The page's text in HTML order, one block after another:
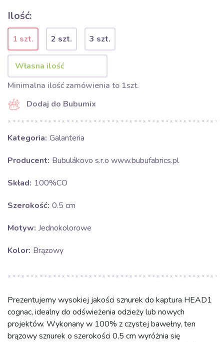
Ilość:
1 szt. 2 szt. 3 szt.
Minimalna ilość zamówienia to 1szt.
Dodaj do Bubumix
Kategoria: Galanteria
Producent: Bubulákovo s.r.o www.bubufabrics.pl
Skład: 100%CO
Szerokość: 0.5 cm
Motyw: Jednokolorowe
Kolor: Brązowy
Prezentujemy wysokiej jakości sznurek do kaptura HEAD1
cognac, idealny do odświeżenia odzieży lub nowych
projektów. Wykonany w 100% z czystej bawełny, ten
brązowy sznurek o szerokości 0,5 cm wyróżnia się